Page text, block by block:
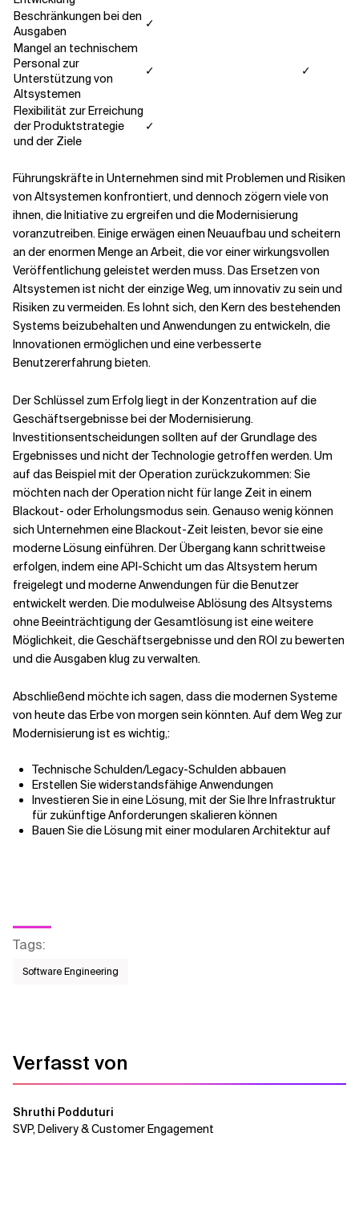
Beschränkungen bei den
Ausgaben
✓
Mangel an technischem
Personal zur
Unterstützung von
Altsystemen
✓ ✓
Flexibilität zur Erreichung
der Produktstrategie
und der Ziele
✓
Führungskräfte in Unternehmen sind mit Problemen und Risiken
von Altsystemen konfrontiert, und dennoch zögern viele von
ihnen, die Initiative zu ergreifen und die Modernisierung
voranzutreiben. Einige erwägen einen Neuaufbau und scheitern
an der enormen Menge an Arbeit, die vor einer wirkungsvollen
Veröffentlichung geleistet werden muss. Das Ersetzen von
Altsystemen ist nicht der einzige Weg, um innovativ zu sein und
Risiken zu vermeiden. Es lohnt sich, den Kern des bestehenden
Systems beizubehalten und Anwendungen zu entwickeln, die
Innovationen ermöglichen und eine verbesserte
Benutzererfahrung bieten.
Der Schlüssel zum Erfolg liegt in der Konzentration auf die
Geschäftsergebnisse bei der Modernisierung.
Investitionsentscheidungen sollten auf der Grundlage des
Ergebnisses und nicht der Technologie getroffen werden. Um
auf das Beispiel mit der Operation zurückzukommen: Sie
möchten nach der Operation nicht für lange Zeit in einem
Blackout- oder Erholungsmodus sein. Genauso wenig können
sich Unternehmen eine Blackout-Zeit leisten, bevor sie eine
moderne Lösung einführen. Der Übergang kann schrittweise
erfolgen, indem eine API-Schicht um das Altsystem herum
freigelegt und moderne Anwendungen für die Benutzer
entwickelt werden. Die modulweise Ablösung des Altsystems
ohne Beeinträchtigung der Gesamtlösung ist eine weitere
Möglichkeit, die Geschäftsergebnisse und den ROI zu bewerten
und die Ausgaben klug zu verwalten.
Abschließend möchte ich sagen, dass die modernen Systeme
von heute das Erbe von morgen sein könnten. Auf dem Weg zur
Modernisierung ist es wichtig,:
Technische Schulden/Legacy-Schulden abbauen
Erstellen Sie widerstandsfähige Anwendungen
Investieren Sie in eine Lösung, mit der Sie Ihre Infrastruktur
für zukünftige Anforderungen skalieren können
Bauen Sie die Lösung mit einer modularen Architektur auf
Tags:
Software Engineering
Verfasst von
Shruthi Podduturi
SVP, Delivery & Customer Engagement